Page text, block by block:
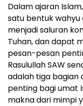
Dalam ajaran
satu bentuk wahyu
menjadi saluran
Tuhan, dan dapat
pesan-pesan
Rasulullah SAW
adalah tiga bagian
penting bagi umat
makna dari mimpi